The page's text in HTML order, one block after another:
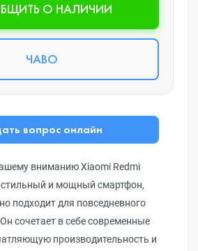
О НАЛИЧИИ
ЧАВО
вопрос онлайн
вниманию Xiaomi Redmi
стильный и мощный смартфон,
подходит для повседневного
сочетает в себе современные
производительность и